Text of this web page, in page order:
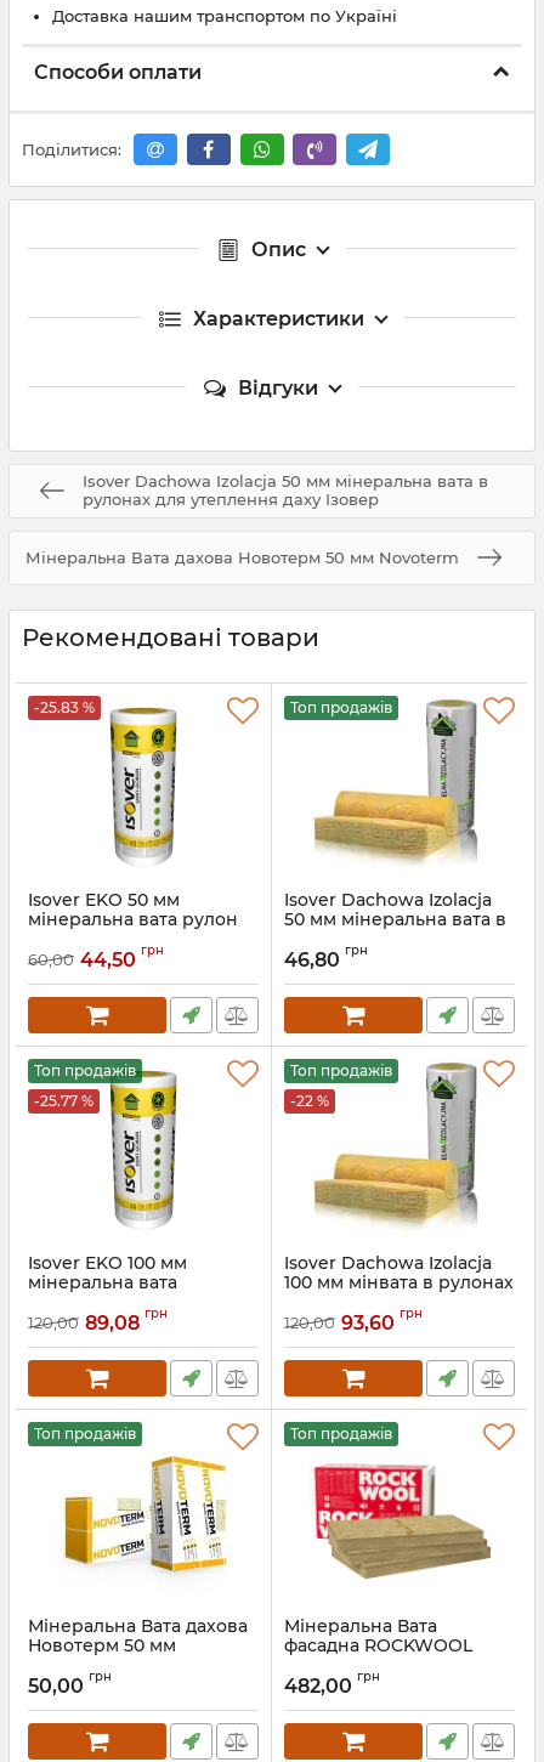
Доставка нашим транспортом по Україні
Способи оплати
Поділитися:
Опис
Характеристики
Відгуки
Isover Dachowa Izolacja 50 мм мінеральна вата в
рулонах для утеплення даху Ізовер
Мінеральна Вата дахова Новотерм 50 мм Novoterm
Рекомендовані товари
-25.83 %
Isover EKO 50 мм
мінеральна вата рулон
Артикул: 5901644645440
60,00 44,50 грн
Топ продажів
Isover Dachowa Izolacja
50 мм мінеральна вата в
даху Ізовер
Артикул: 5901644641176
46,80 грн
Топ продажів
-25.77 %
Isover EKO 100 мм
мінеральна вата
120,00 89,08 грн
Топ продажів
-22 %
Isover Dachowa Izolacja
100 мм мінвата в рулонах
120,00 93,60 грн
Топ продажів
Мінеральна Вата дахова
Новотерм 50 мм
50,00 грн
Топ продажів
Мінеральна Вата
фасадна ROCKWOOL
мм Роквул Фронтрок
Артикул: 5902565795023
482,00 грн